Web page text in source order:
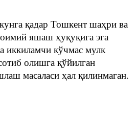
қадар Тошкент шаҳри ва
яшаш ҳуқуқига эга
иккиламчи кўчмас мулк
олишга қўйилган
масаласи ҳал қилинмаган.